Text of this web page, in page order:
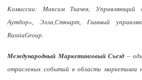
Комиссии: Максим Ткачев,
Аутдор», Элла,Стюарт, Главный
RussiaGroup.
Международный Маркетинговый Съезд –
отраслевых событий в области